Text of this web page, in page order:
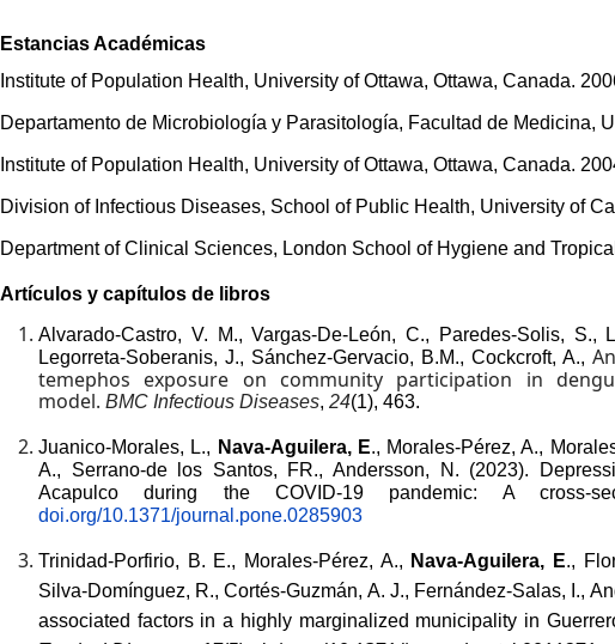
Estancias Académicas
Institute of Population Health, University of Ottawa, Ottawa, Canada.
Departamento de Microbiología y Parasitología, Facultad de Medicina,
Institute of Population Health, University of Ottawa, Ottawa, Canada.
Division of Infectious Diseases, School of Public Health, University of
Department of Clinical Sciences, London School of Hygiene and
Artículos y capítulos de libros
Alvarado-Castro, V. M., Vargas-De-León, C., Paredes-Solis, S.,
Legorreta-Soberanis, J., Sánchez-Gervacio, B.M., Cockcroft, A.,
temephos exposure on community participation in
model. BMC Infectious Diseases, 24(1), 463.
Juanico-Morales, L., Nava-Aguilera, E., Morales-Pérez, A.,
A., Serrano-de los Santos, FR., Andersson, N. (2023).
Acapulco during the COVID-19 pandemic: A cross-
doi.org/10.1371/journal.pone.0285903
Trinidad-Porfirio, B. E., Morales-Pérez, A., Nava-Aguilera, E.,
Silva-Domínguez, R., Cortés-Guzmán, A. J., Fernández-Salas, I.,
associated factors in a highly marginalized municipality in